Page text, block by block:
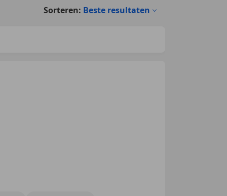
Sorteren: Beste resultaten